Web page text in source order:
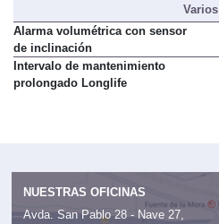
Varios
Alarma volumétrica con sensor
de inclinación
Intervalo de mantenimiento
prolongado Longlife
NUESTRAS OFICINAS
Avda. San Pablo 28 - Nave 27,